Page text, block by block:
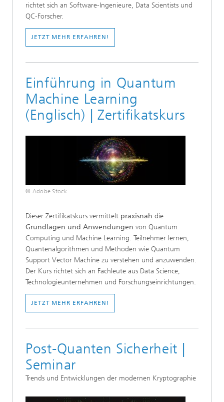
richtet sich an Software-Ingenieure, Data Scientists und
QC-Forscher.
JETZT MEHR ERFAHREN!
Einführung in Quantum
Machine Learning
(Englisch) | Zertifikatskurs
© Adobe Stock
Dieser Zertifikatskurs vermittelt praxisnah die
Grundlagen und Anwendungen von Quantum
Computing und Machine Learning. Teilnehmer lernen,
Quantenalgorithmen und Methoden wie Quantum
Support Vector Machine zu verstehen und anzuwenden.
Der Kurs richtet sich an Fachleute aus Data Science,
Technologieunternehmen und Forschungseinrichtungen.
JETZT MEHR ERFAHREN!
Post-Quanten Sicherheit |
Seminar
Trends und Entwicklungen der modernen Kryptographie